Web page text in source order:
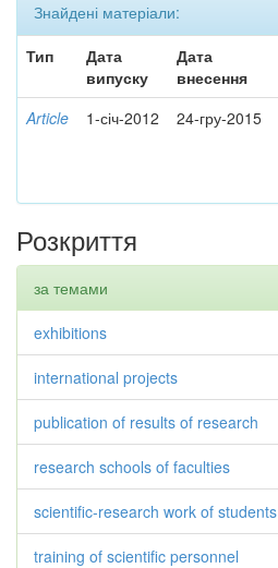
Знайдені матеріали:
Тип
Дата
випуску
Дата
внесення
Article 1-січ-2012 24-гру-2015
Розкриття
за темами
exhibitions
international projects
publication of results of research
research schools of faculties
scientific-research work of students
training of scientific personnel